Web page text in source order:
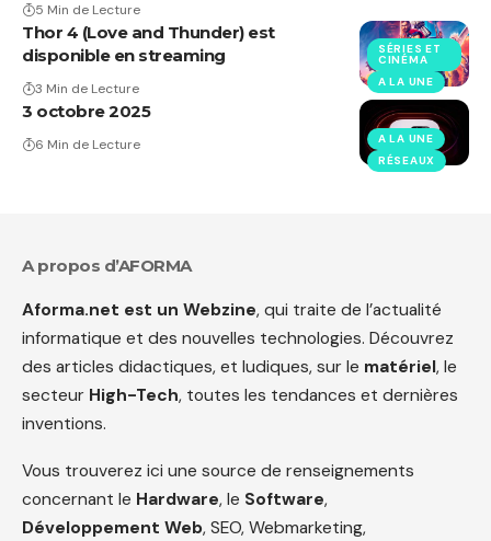
5 Min de Lecture
SÉRIES ET
CINÉMA
A LA UNE
Thor 4 (Love and Thunder) est
disponible en streaming
3 Min de Lecture
A LA UNE
RÉSEAUX
3 octobre 2025
6 Min de Lecture
A propos d’AFORMA
Aforma.net est un Webzine, qui traite de l’actualité
informatique et des nouvelles technologies. Découvrez
des articles didactiques, et ludiques, sur le matériel, le
secteur High-Tech, toutes les tendances et dernières
inventions.
Vous trouverez ici une source de renseignements
concernant le Hardware, le Software,
Développement Web, SEO, Webmarketing,